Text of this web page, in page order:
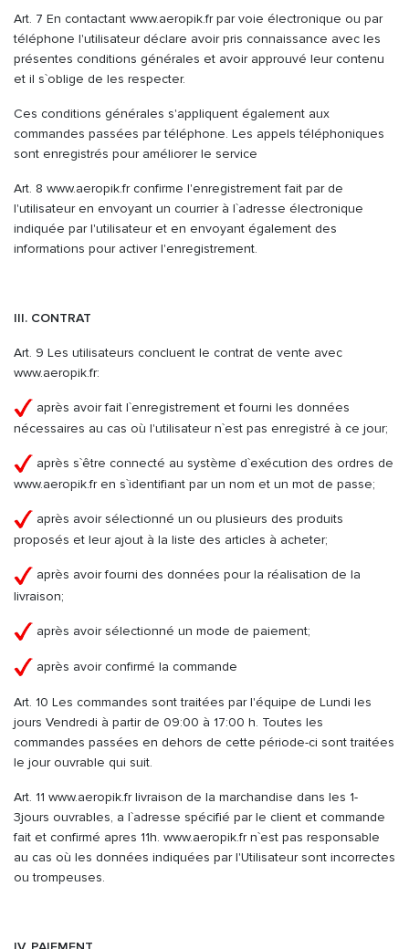
Art. 7 En contactant www.aeropik.fr par voie électronique ou par
téléphone l'utilisateur déclare avoir pris connaissance avec les
présentes conditions générales et avoir approuvé leur contenu
et il s`oblige de les respecter.
Ces conditions générales s'appliquent également aux
commandes passées par téléphone. Les appels téléphoniques
sont enregistrés pour améliorer le service
Art. 8 www.aeropik.fr confirme l'enregistrement fait par de
l'utilisateur en envoyant un courrier à l`adresse électronique
indiquée par l'utilisateur et en envoyant également des
informations pour activer l'enregistrement.
III. CONTRAT
Art. 9 Les utilisateurs concluent le contrat de vente avec
www.aeropik.fr:
après avoir fait l`enregistrement et fourni les données
nécessaires au cas où l'utilisateur n`est pas enregistré à ce jour;
après s`être connecté au système d`exécution des ordres de
www.aeropik.fr en s`identifiant par un nom et un mot de passe;
après avoir sélectionné un ou plusieurs des produits
proposés et leur ajout à la liste des articles à acheter;
après avoir fourni des données pour la réalisation de la
livraison;
après avoir sélectionné un mode de paiement;
après avoir confirmé la commande
Art. 10 Les commandes sont traitées par l'équipe de Lundi les
jours Vendredi à partir de 09:00 à 17:00 h. Toutes les
commandes passées en dehors de cette période-ci sont traitées
le jour ouvrable qui suit.
Art. 11 www.aeropik.fr livraison de la marchandise dans les 1-
3jours ouvrables, a l`adresse spécifié par le client et commande
fait et confirmé apres 11h. www.aeropik.fr n`est pas responsable
au cas où les données indiquées par l'Utilisateur sont incorrectes
ou trompeuses.